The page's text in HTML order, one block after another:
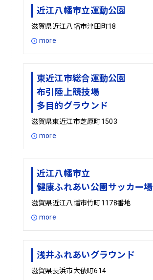
近江八幡市立運動公園
滋賀県近江八幡市津田町18
more
東近江市総合運動公園
布引陸上競技場
多目的グラウンド
滋賀県東近江市芝原町1503
more
近江八幡市立
健康ふれあい公園サッカー場
滋賀県近江八幡市竹町1178番地
more
浅井ふれあいグラウンド
滋賀県長浜市大依町614